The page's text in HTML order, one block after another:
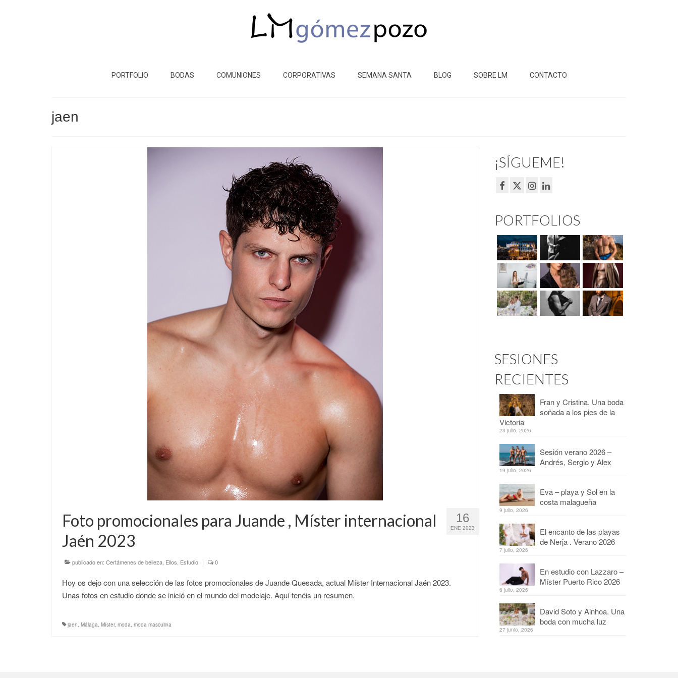
PORTFOLIO BODAS COMUNIONES CORPORATIVAS SEMANA SANTA BLOG SOBRE LM CONTACTO
jaen
16
ENE 2023
Foto promocionales para Juande , Míster internacional
Jaén 2023
publicado en: Certámenes de belleza Ellos Estudio | 0
Hoy os dejo con una selección de las fotos promocionales de Juande Quesada, actual Míster Internacional Jaén 2023.
Unas fotos en estudio donde se inició en el mundo del modelaje. Aquí tenéis un resumen.
jaen, Málaga, Míster, moda, moda masculina
¡SÍGUEME!
PORTFOLIOS
SESIONES
RECIENTES
Fran y Cristina. Una boda
soñada a los pies de la
Victoria
23 julio, 2026
Sesión verano 2026 –
Andrés, Sergio y Alex
19 julio, 2026
Eva – playa y Sol en la
costa malagueña
9 julio, 2026
El encanto de las playas
de Nerja . Verano 2026
7 julio, 2026
En estudio con Lazzaro –
Míster Puerto Rico 2026
6 julio, 2026
David Soto y Ainhoa. Una
boda con mucha luz
27 junio, 2026